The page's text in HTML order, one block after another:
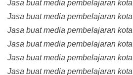
Jasa buat media pembelajaran
Jasa buat media pembelajaran
Jasa buat media pembelajaran
Jasa buat media pembelajaran
Jasa buat media pembelajaran
Jasa buat media pembelajaran